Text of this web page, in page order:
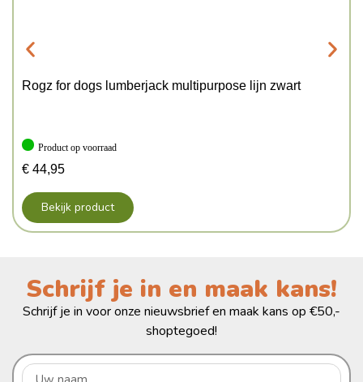
Rogz for dogs lumberjack multipurpose lijn zwart
Product op voorraad
€ 44,95
Bekijk product
Schrijf je in en maak kans!
Schrijf je in voor onze nieuwsbrief en maak kans op €50,-
shoptegoed!